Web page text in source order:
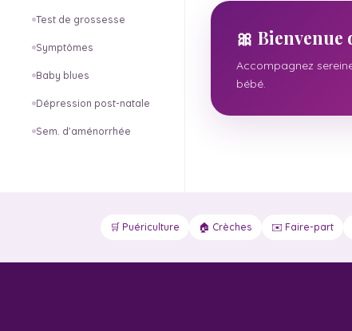
Test de grossesse
Symptômes
Baby blues
Dépression post-natale
Sem. d'aménorrhée
🎀 Bienvenue
Accompagnez
bébé.
🛒 Puériculture 🏠 Crèches ✉️ Faire-part